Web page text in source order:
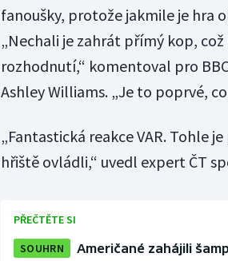
fanoušky, protože jakmile je hra
„Nechali je zahrát přímý kop,
rozhodnutí,“ komentoval pro
Ashley Williams. „Je to poprvé,
„Fantastická reakce VAR. Tohle
hřiště ovládli,“ uvedl expert ČT
PŘEČTĚTE SI
SOUHRN
Američané zahájili